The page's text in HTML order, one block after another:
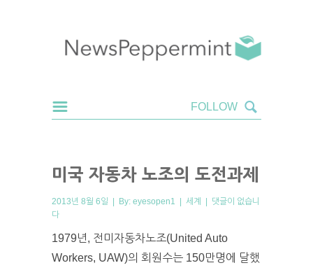
미국 자동차 노조의 도전과제
2013년 8월 6일 | By: eyesopen1 | 세계 | 댓글이 없습니
다
1979년, 전미자동차노조(United Auto
Workers, UAW)의 회원수는 150만명에 달했